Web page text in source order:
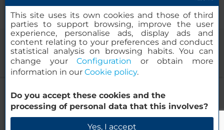
NH Mechelen
Verificar disponibilidad
© 2000-2026 MINOR HOTELS EUROPE & AMERICAS Santa Engracia,
120. 28003 Madrid, España
This site uses its own cookies and those of third
parties to support browsing, improve the user
experience, personalise ads, display ads and
content relating to your preferences and conduct
statistical analysis on browsing habits. You can
change yourConfiguration or obtain more
information in our Cookie policy.
Do you accept these cookies and the
processing of personal data that this involves?
Yes, I accept